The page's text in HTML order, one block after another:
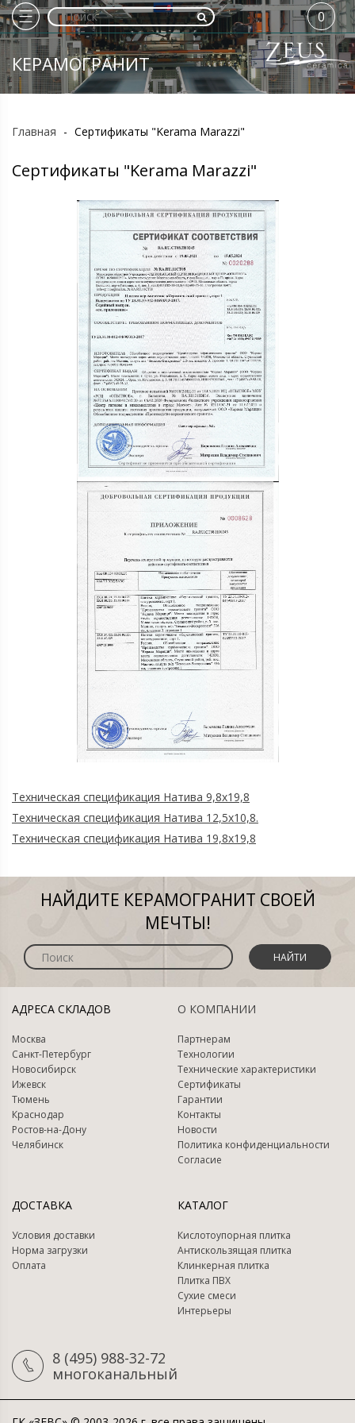
КЕРАМОГРАНИТ
0
Главная - Сертификаты "Kerama Marazzi"
Сертификаты "Kerama Marazzi"
Техническая спецификация Натива 9,8x19,8
Техническая спецификация Натива 12,5х10,8.
Техническая спецификация Натива 19,8х19,8
НАЙДИТЕ КЕРАМОГРАНИТ СВОЕЙ
МЕЧТЫ!
НАЙТИ
АДРЕСА СКЛАДОВ
Москва
Санкт-Петербург
Новосибирск
Ижевск
Тюмень
Краснодар
Ростов-на-Дону
Челябинск
О КОМПАНИИ
Партнерам
Технологии
Технические характеристики
Сертификаты
Гарантии
Контакты
Новости
Политика конфиденциальности
Согласие
ДОСТАВКА
Условия доставки
Норма загрузки
Оплата
КАТАЛОГ
Кислотоупорная плитка
Антискользящая плитка
Клинкерная плитка
Плитка ПВХ
Сухие смеси
Интерьеры
8 (495) 988-32-72
многоканальный